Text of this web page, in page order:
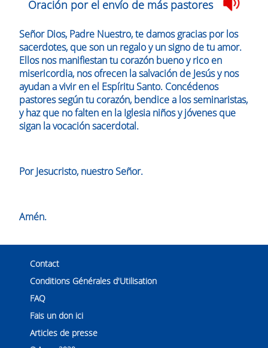
Oración por el envío de más pastores
Señor Dios, Padre Nuestro, te damos gracias por los
sacerdotes, que son un regalo y un signo de tu amor.
Ellos nos manifiestan tu corazón bueno y rico en
misericordia, nos ofrecen la salvación de Jesús y nos
ayudan a vivir en el Espíritu Santo. Concédenos
pastores según tu corazón, bendice a los seminaristas,
y haz que no falten en la Iglesia niños y jóvenes que
sigan la vocación sacerdotal.
Por Jesucristo, nuestro Señor.
Amén.
Contact
Conditions Générales d'Utilisation
FAQ
Fais un don ici
Articles de presse